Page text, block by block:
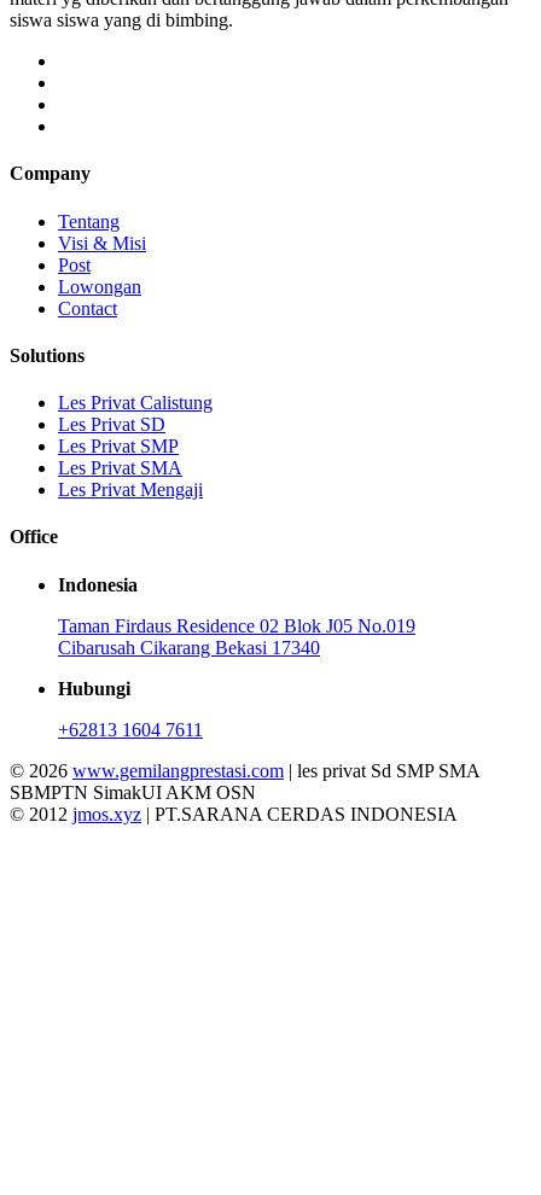
siswa siswa yang di bimbing.
Company
Tentang
Visi & Misi
Post
Lowongan
Contact
Solutions
Les Privat Calistung
Les Privat SD
Les Privat SMP
Les Privat SMA
Les Privat Mengaji
Office
Indonesia
Taman Firdaus Residence 02 Blok J05 No.019
Cibarusah Cikarang Bekasi 17340
Hubungi
+62813 1604 7611
© 2026 www.gemilangprestasi.com | les privat Sd SMP SMA
SBMPTN SimakUI AKM OSN
© 2012 jmos.xyz | PT.SARANA CERDAS INDONESIA